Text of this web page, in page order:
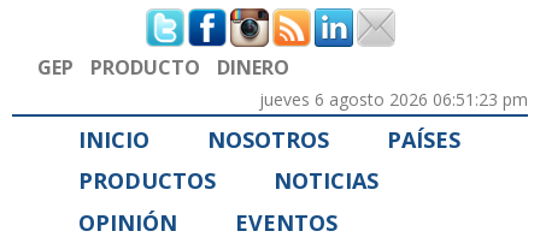
Formulario de búsqueda
GEP PRODUCTO DINERO
jueves 6 agosto 2026 06:51:23 pm
INICIO NOSOTROS
PAÍSES
PRODUCTOS
NOTICIAS
OPINIÓN
EVENTOS